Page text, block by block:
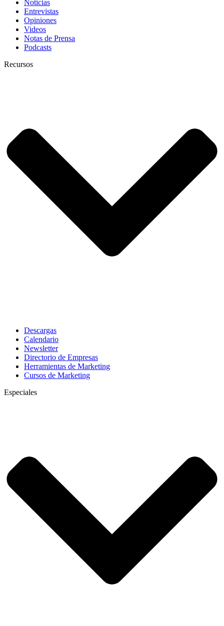
Noticias
Entrevistas
Opiniones
Videos
Notas de Prensa
Podcasts
Recursos
Descargas
Calendario
Newsletter
Directorio de Empresas
Herramientas de Marketing
Cursos de Marketing
Especiales